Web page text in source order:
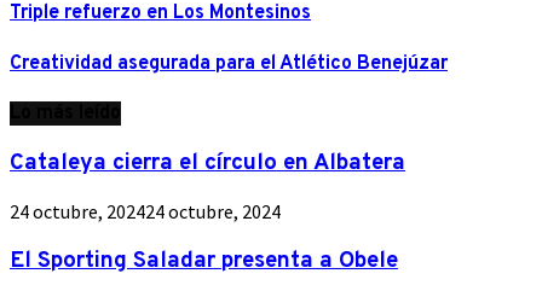
Triple refuerzo en Los Montesinos
Creatividad asegurada para el Atlético Benejúzar
Cataleya cierra el círculo en Albatera
24 octubre, 202424 octubre, 2024
El Sporting Saladar presenta a Obele